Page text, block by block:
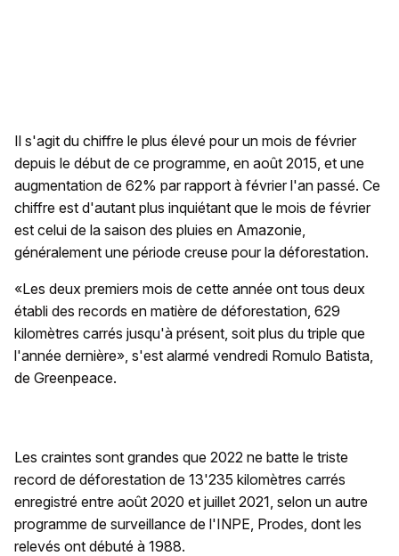
Il s'agit du chiffre le plus élevé pour un mois de février
depuis le début de ce programme, en août 2015, et une
augmentation de 62% par rapport à février l'an passé. Ce
chiffre est d'autant plus inquiétant que le mois de février
est celui de la saison des pluies en Amazonie,
généralement une période creuse pour la déforestation.
«Les deux premiers mois de cette année ont tous deux
établi des records en matière de déforestation, 629
kilomètres carrés jusqu'à présent, soit plus du triple que
l'année dernière», s'est alarmé vendredi Romulo Batista,
de Greenpeace.
Les craintes sont grandes que 2022 ne batte le triste
record de déforestation de 13'235 kilomètres carrés
enregistré entre août 2020 et juillet 2021, selon un autre
programme de surveillance de l'INPE, Prodes, dont les
relevés ont débuté à 1988.